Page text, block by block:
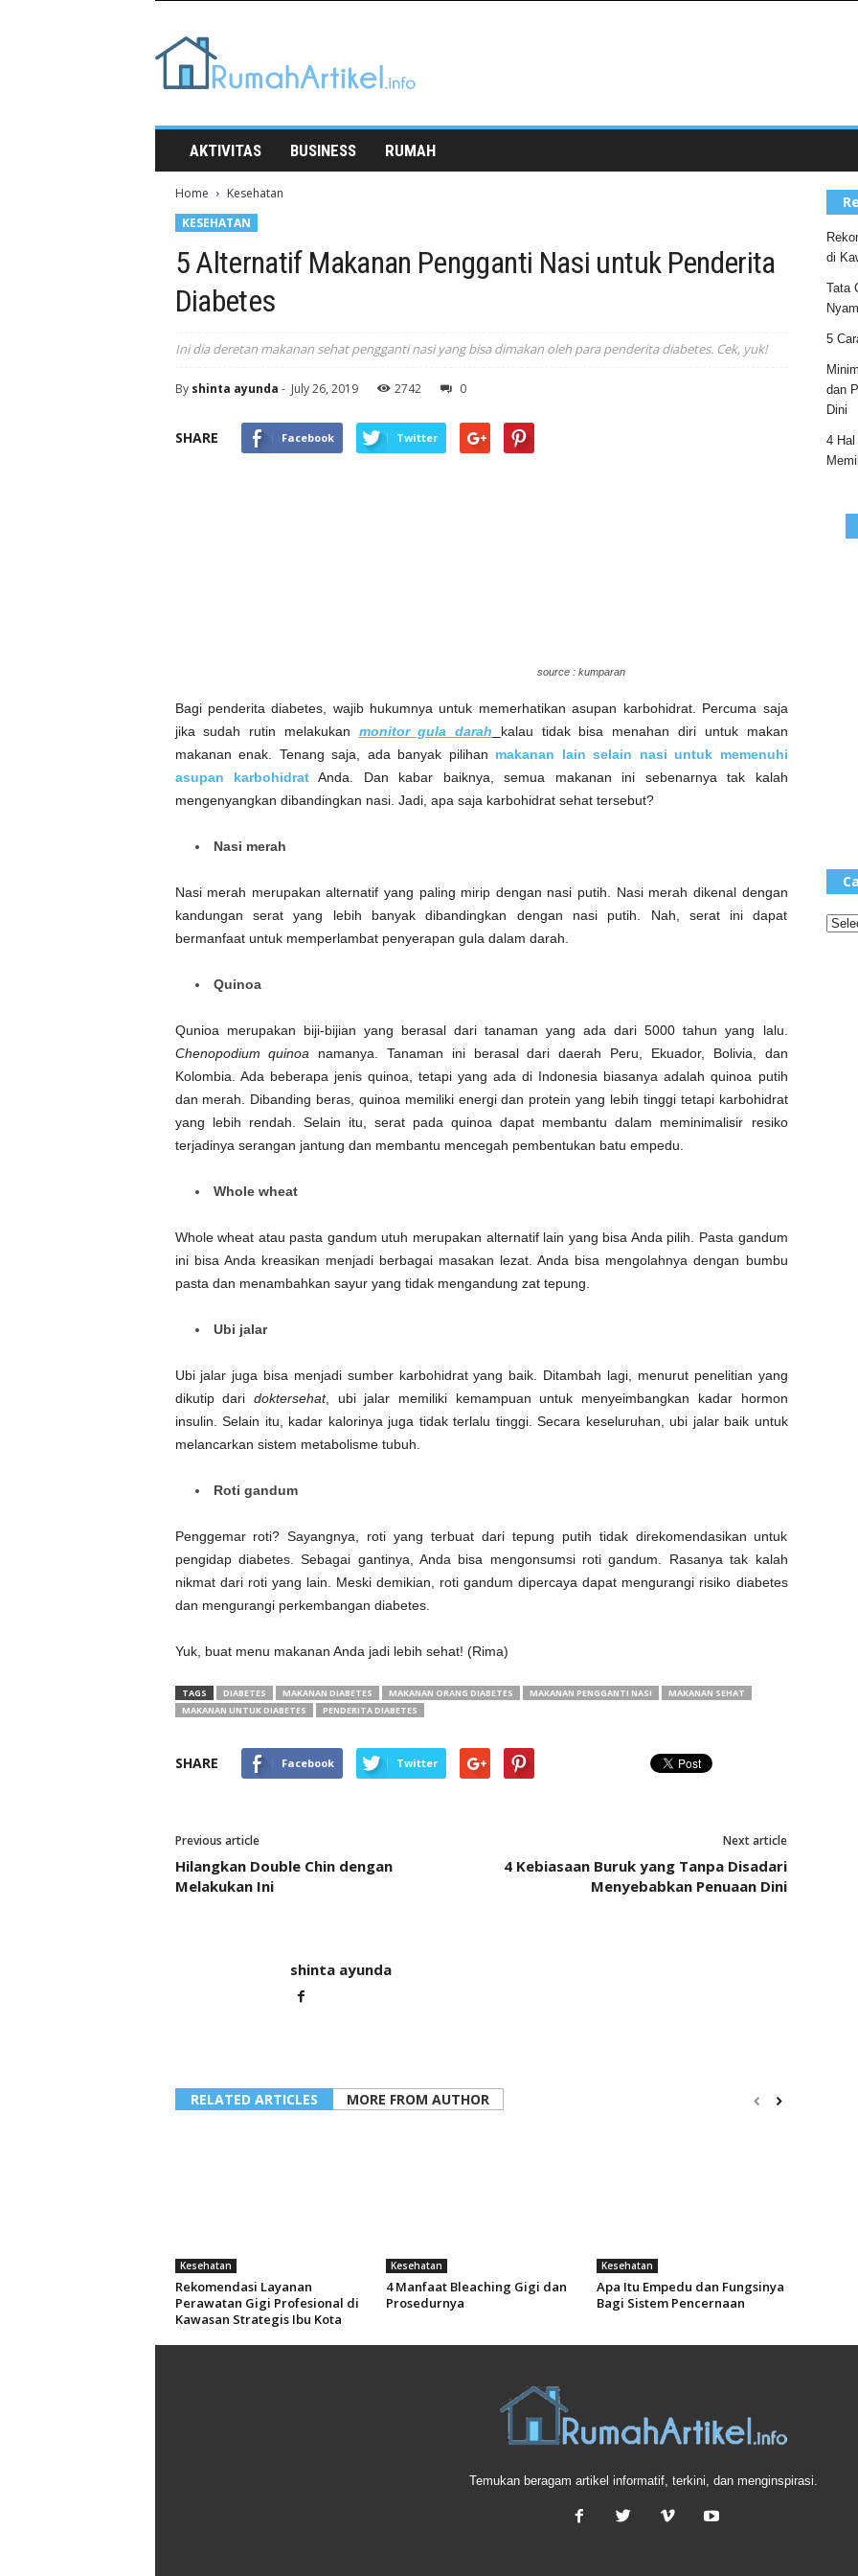
Artikel
AKTIVITAS BUSINESS RUMAH
Home
Kesehatan
KESEHATAN
5 Alternatif Makanan Pengganti Nasi untuk Penderita
Diabetes
Ini dia deretan makanan sehat pengganti nasi yang bisa dimakan oleh para penderita diabetes. Cek, yuk!
By shinta ayunda - July 26, 2019 2742 0
SHARE Facebook Twitter
source : kumparan
Bagi penderita diabetes, wajib hukumnya untuk memerhatikan asupan karbohidrat. Percuma saja
jika sudah rutin melakukan monitor gula darah
kalau tidak bisa menahan diri untuk makan
makanan enak. Tenang saja, ada banyak pilihan makanan lain selain nasi untuk memenuhi
asupan karbohidratAnda. Dan kabar baiknya, semua makanan ini sebenarnya tak kalah
mengenyangkan dibandingkan nasi. Jadi, apa saja karbohidrat sehat tersebut?
Nasi merah
Nasi merah merupakan alternatif yang paling mirip dengan nasi putih. Nasi merah dikenal dengan
kandungan serat yang lebih banyak dibandingkan dengan nasi putih. Nah, serat ini dapat
bermanfaat untuk memperlambat penyerapan gula dalam darah.
Quinoa
Qunioa merupakan biji-bijian yang berasal dari tanaman yang ada dari 5000 tahun yang lalu.
Chenopodium quinoa namanya. Tanaman ini berasal dari daerah Peru, Ekuador, Bolivia, dan
Kolombia. Ada beberapa jenis quinoa, tetapi yang ada di Indonesia biasanya adalah quinoa putih
dan merah. Dibanding beras, quinoa memiliki energi dan protein yang lebih tinggi tetapi karbohidrat
yang lebih rendah. Selain itu, serat pada quinoa dapat membantu dalam meminimalisir resiko
terjadinya serangan jantung dan membantu mencegah pembentukan batu empedu.
Whole wheat
Whole wheat atau pasta gandum utuh merupakan alternatif lain yang bisa Anda pilih. Pasta gandum
ini bisa Anda kreasikan menjadi berbagai masakan lezat. Anda bisa mengolahnya dengan bumbu
pasta dan menambahkan sayur yang tidak mengandung zat tepung.
Ubi jalar
Ubi jalar juga bisa menjadi sumber karbohidrat yang baik. Ditambah lagi, menurut penelitian yang
dikutip dari doktersehat, ubi jalar memiliki kemampuan untuk menyeimbangkan kadar hormon
insulin. Selain itu, kadar kalorinya juga tidak terlalu tinggi. Secara keseluruhan, ubi jalar baik untuk
melancarkan sistem metabolisme tubuh.
Roti gandum
Penggemar roti? Sayangnya, roti yang terbuat dari tepung putih ­tidak direkomendasikan untuk
pengidap diabetes. Sebagai gantinya, Anda bisa mengonsumsi roti gandum. Rasanya tak kalah
nikmat dari roti yang lain. Meski demikian, roti gandum dipercaya dapat mengurangi risiko diabetes
dan mengurangi perkembangan diabetes.
Yuk, buat menu makanan Anda jadi lebih sehat! (Rima)
TAGS DIABETES MAKANAN DIABETES MAKANAN ORANG DIABETES MAKANAN PENGGANTI NASI
MAKANAN SEHAT
MAKANAN UNTUK DIABETES
PENDERITA DIABETES
SHARE Facebook Twitter
Previous article
Hilangkan Double Chin dengan
Melakukan Ini
Next article
4 Kebiasaan Buruk yang Tanpa Disadari
Menyebabkan Penuaan Dini
shinta ayunda
RELATED ARTICLES MORE FROM AUTHOR
Kesehatan
Rekomendasi Layanan
Perawatan Gigi Profesional di
Kawasan Strategis Ibu Kota
Kesehatan
4 Manfaat Bleaching Gigi dan
Prosedurnya
Kesehatan
Apa Itu Empedu dan Fungsinya
Bagi Sistem Pencernaan
di
Tata
5
dan
Dini
4 Hal
Temukan beragam artikel informatif, terkini, dan menginspirasi.